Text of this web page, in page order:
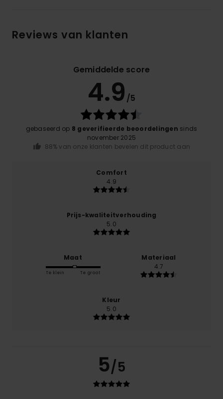
Reviews van klanten
Gemiddelde score
4.9 /5
gebaseerd op 8 geverifieerde beoordelingen sinds
november 2025
88% van onze klanten bevelen dit product aan
Comfort
4.9
Prijs-kwaliteitverhouding
5.0
Maat
Te klein Te groot
Materiaal
4.7
Kleur
5.0
5/5